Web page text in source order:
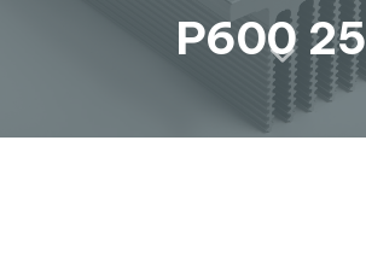
P600 25